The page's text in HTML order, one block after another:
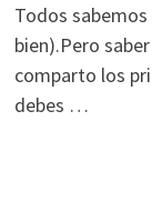
Todos
bien).Pero
comparto los
debes …
opcionales.
Son
necesarias
para que